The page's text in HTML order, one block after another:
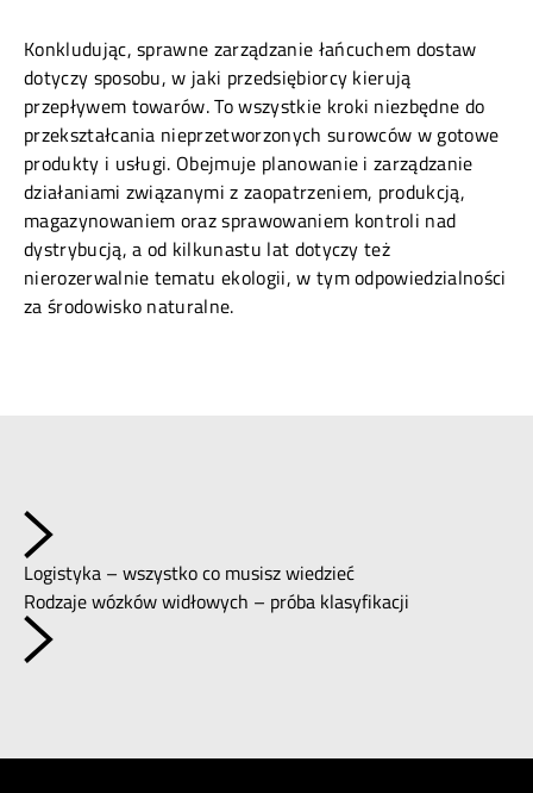
Konkludując, sprawne zarządzanie łańcuchem dostaw
dotyczy sposobu, w jaki przedsiębiorcy kierują
przepływem towarów. To wszystkie kroki niezbędne do
przekształcania nieprzetworzonych surowców w gotowe
produkty i usługi. Obejmuje planowanie i zarządzanie
działaniami związanymi z zaopatrzeniem, produkcją,
magazynowaniem oraz sprawowaniem kontroli nad
dystrybucją, a od kilkunastu lat dotyczy też
nierozerwalnie tematu ekologii, w tym odpowiedzialności
za środowisko naturalne.
Logistyka – wszystko co musisz wiedzieć
Rodzaje wózków widłowych – próba klasyfikacji